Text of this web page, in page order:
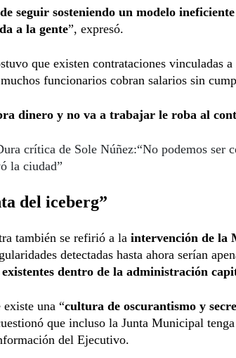
seguir sosteniendo un modelo
a la gente”, expresó.
que existen contrataciones vinculadas
funcionarios cobran salarios sin
dinero y no va a trabajar le roba al
crítica de Sole Núñez:“No podemos ser
la ciudad”
del iceberg”
también se refirió a la intervención de la
detectadas hasta ahora serían
dentro de la administración
una “cultura de oscurantismo y
que incluso la Junta Municipal
del Ejecutivo.